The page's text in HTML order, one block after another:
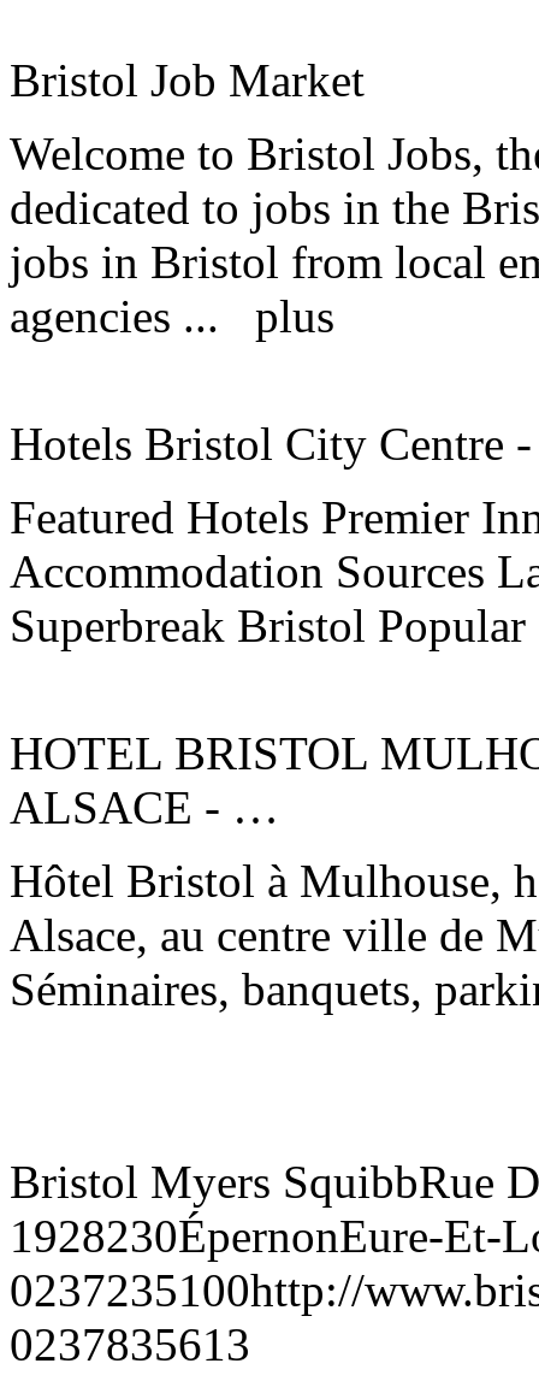
Bristol Job Market
Welcome to Bristol Jobs,
dedicated to jobs in the
jobs in Bristol from local
agencies ...
plus
Hotels Bristol City Centre
Featured Hotels Premier
Accommodation Sources
Superbreak Bristol
HOTEL BRISTOL
ALSACE - …
Hôtel Bristol à Mulhouse,
Alsace, au centre ville de
Séminaires, banquets,
Bristol Myers SquibbRue
1928230ÉpernonEure-Et-
0237235100http://
0237835613